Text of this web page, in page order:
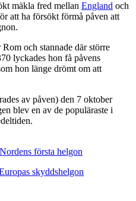
mäkla fred mellan England och
att ha försökt förmå påven att
och stannade där större
lyckades hon få påvens
hon länge drömt om att
av påven) den 7 oktober
blev en av de populäraste i
första helgon
skyddshelgon